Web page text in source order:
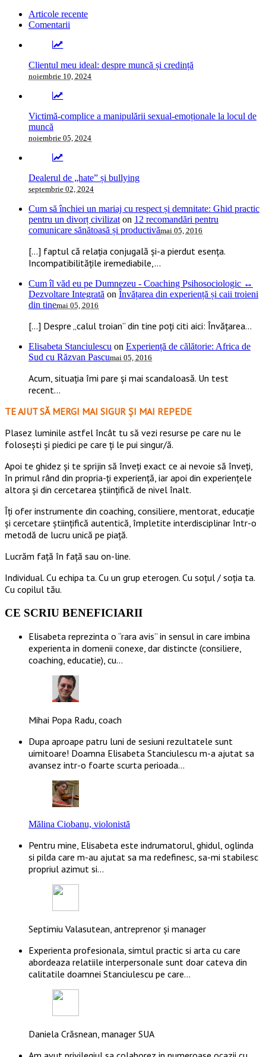
Articole recente
Comentarii
Clientul meu ideal: despre muncă și credință
noiembrie 10, 2024
Victimă-complice a manipulării sexual-emoționale la locul de
muncă
noiembrie 05, 2024
Dealerul de „hate” și bullying
septembrie 02, 2024
Cum să închiei un mariaj cu respect și demnitate: Ghid practic
pentru un divorț civilizat on 12 recomandări pentru
comunicare sănătoasă și productivămai 05, 2016
[…] faptul că relația conjugală și-a pierdut esența.
Incompatibilitățile iremediabile,...
Cum îl văd eu pe Dumnezeu - Coaching Psihosociologic ↔
Dezvoltare Integrată on Învățarea din experiență și caii troieni
din tinemai 05, 2016
[…] Despre „calul troian” din tine poți citi aici: Învățarea...
Elisabeta Stanciulescu on Experiență de călătorie: Africa de
Sud cu Răzvan Pascumai 05, 2016
Acum, situația îmi pare și mai scandaloasă. Un test
recent...
TE AJUT SĂ MERGI MAI SIGUR ȘI MAI REPEDE
​​Plasez luminile astfel încât tu să vezi resurse pe care nu le
folosești și piedici pe care ți le pui singur/ă.
Apoi te ghidez și te sprijin să înveți exact ce ai nevoie să înveți,
în primul rând din propria-ți experiență, iar apoi din experiențele
altora și din cercetarea științifică de nivel înalt.
Îți ofer instrumente din coaching, consiliere, mentorat, educație
și cercetare științifică autentică, împletite interdisciplinar într-o
metodă de lucru unică pe piață.
Lucrăm față în față sau on-line.
Individual. Cu echipa ta. Cu un grup eterogen. Cu soțul / soția ta.
Cu copilul tău.
CE SCRIU BENEFICIARII
Elisabeta reprezinta o “rara avis” in sensul in care imbina
experienta in domenii conexe, dar distincte (consiliere,
coaching, educatie), cu…
Mihai Popa Radu, coach
Dupa aproape patru luni de sesiuni rezultatele sunt
uimitoare! Doamna Elisabeta Stanciulescu m-a ajutat sa
avansez intr-o foarte scurta perioada…
Mălina Ciobanu, violonistă
Pentru mine, Elisabeta este indrumatorul, ghidul, oglinda
si pilda care m-au ajutat sa ma redefinesc, sa-mi stabilesc
propriul azimut si…
Septimiu Valasutean, antreprenor și manager
Experienta profesionala, simtul practic si arta cu care
abordeaza relatiile interpersonale sunt doar cateva din
calitatile doamnei Stanciulescu pe care…
Daniela Crăsnean, manager SUA